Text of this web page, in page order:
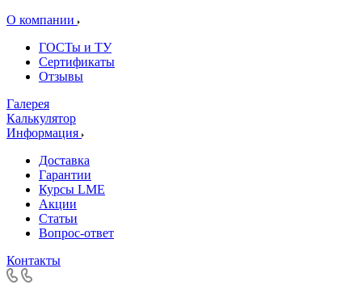
О компании
ГОСТы и ТУ
Сертификаты
Отзывы
Галерея
Калькулятор
Информация
Доставка
Гарантии
Курсы LME
Акции
Статьи
Вопрос-ответ
Контакты